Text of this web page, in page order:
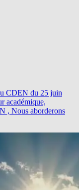
CDEN du 25 juin
académique,
, Nous aborderons